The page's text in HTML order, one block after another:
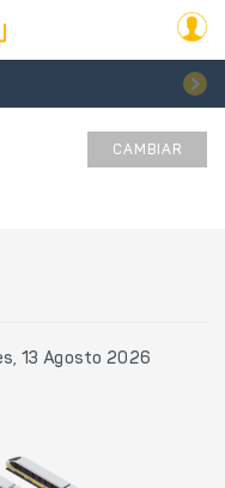
CAMBIAR
13 Agosto 2026